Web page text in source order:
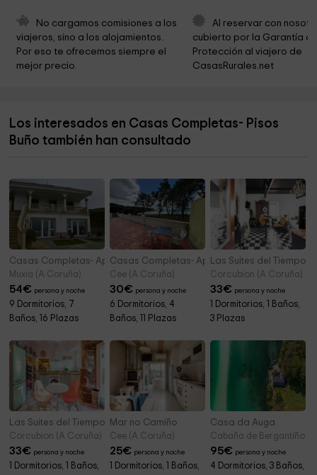
Igresia Divino Salvador De Pazos(ponteceso)
Muiños Da Ribeira
Igrexa de San Adrian de Verdes 5,0 km
Cementerio de Sta Isabel de Langueiron 5,6 km
No cargamos comisiones a los
viajeros, sino a los alojamientos.
Por eso te ofrecemos siempre el
mejor precio.
Al reservar con
cubierto por la Garantía
Protección al viajero de
CasasRurales.net
Los interesados en Casas Completas- Pisos
Buño también han consultado
Casas Completas- Apartamentos Playa de Nemiña
Muxia (A Coruña)
54€ persona y noche
9 Dormitorios, 7
Baños, 16 Plazas
Casas Completas- Apartamentos Playa de
Cee (A Coruña)
30€ persona y noche
6 Dormitorios, 4
Baños, 11 Plazas
Las Suites del Tiempo-
Corcubion (A Coruña)
33€ persona y noche
1 Dormitorios, 1 Baños,
3 Plazas
Las Suites del Tiempo- Años 50
Corcubion (A Coruña)
33€ persona y noche
1 Dormitorios, 1 Baños,
Mar no Camiño
Cee (A Coruña)
25€ persona y noche
1 Dormitorios, 1 Baños,
Casa da Auga
Cabaña de Bergantiños
95€ persona y noche
4 Dormitorios, 3 Baños,